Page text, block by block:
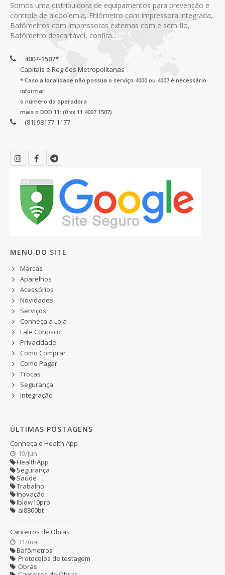
Somos uma distribuidora de equipamentos para prevenção e
controle de alcoolemia, Etilômetro com impressora integrada,
Bafômetros com impressoras externas com e sem fio,
Bafômetro descartável, confira...
4007-1507*
Capitais e Regiões Metropolitanas
* Caso a localidade não possua o serviço 4000 ou 4007 é necessário
informar
o número da operadora
mais o DDD 11: (0 xx 11 4007 1507).
(81) 98177-1177
MENU DO SITE
Marcas
Aparelhos
Acessórios
Novidades
Serviços
Conheça a Loja
Fale Conosco
Privacidade
Como Comprar
Como Pagar
Trocas
Segurança
Integração
ÚLTIMAS POSTAGENS
Conheça o Health App
19/jun
HealthApp
Segurança
Saúde
Trabalho
Inovação
Iblow10pro
al8800bt
Canteiros de Obras
31/mai
Bafômetros
Protocolos de testagem
Obras